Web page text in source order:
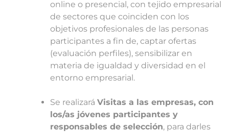
online o presencial, con tejido empresarial
de sectores que coinciden con los
objetivos profesionales de las personas
participantes a fin de, captar ofertas
(evaluación perfiles), sensibilizar en
materia de igualdad y diversidad en el
entorno empresarial.
Se realizará Visitas a las empresas, con
los/as jóvenes participantes y
responsables de selección, para darles